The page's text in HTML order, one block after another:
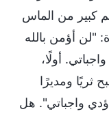
كبير من الماس
"لن أؤمن بالله
أولًا،
ومديرًا
واجباتي". هل